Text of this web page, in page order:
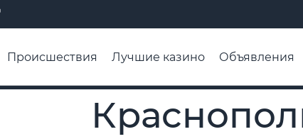
Происшествия Лучшие казино Объявления